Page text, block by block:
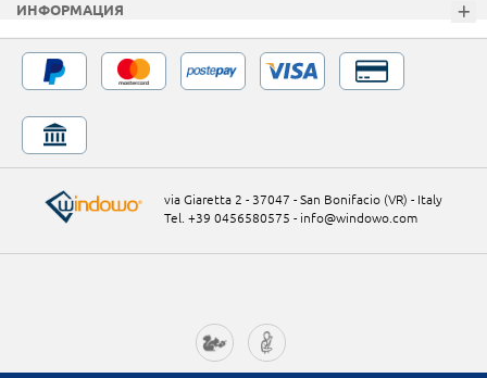
ИНФОРМАЦИЯ
via Giaretta 2 - 37047 - San Bonifacio (VR) - Italy
Tel. +39 0456580575 - info@windowo.com